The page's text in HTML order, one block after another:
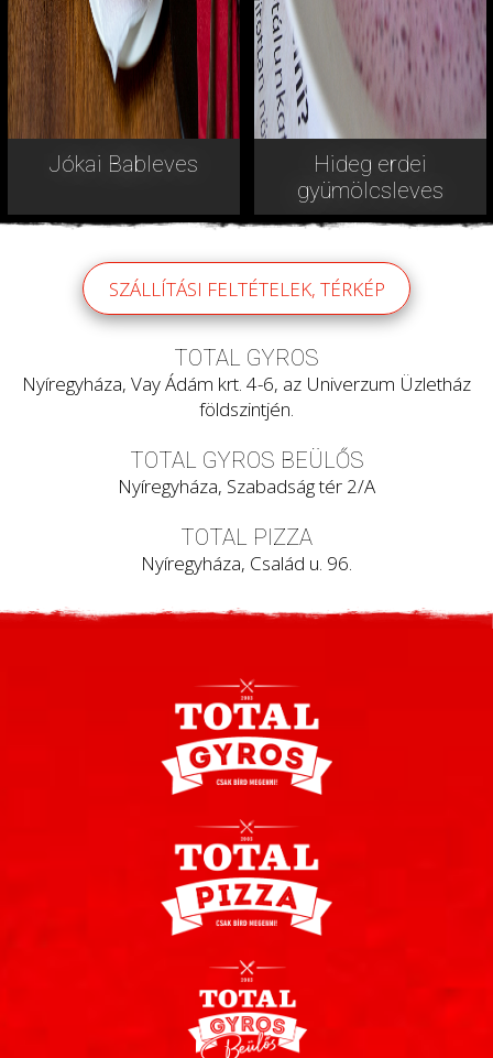
Jókai Bableves
Hideg erdei
gyümölcsleves
SZÁLLÍTÁSI FELTÉTELEK, TÉRKÉP
TOTAL GYROS
Nyíregyháza, Vay Ádám krt. 4-6, az Univerzum Üzletház
földszintjén.
TOTAL GYROS BEÜLŐS
Nyíregyháza, Szabadság tér 2/A
TOTAL PIZZA
Nyíregyháza, Család u. 96.